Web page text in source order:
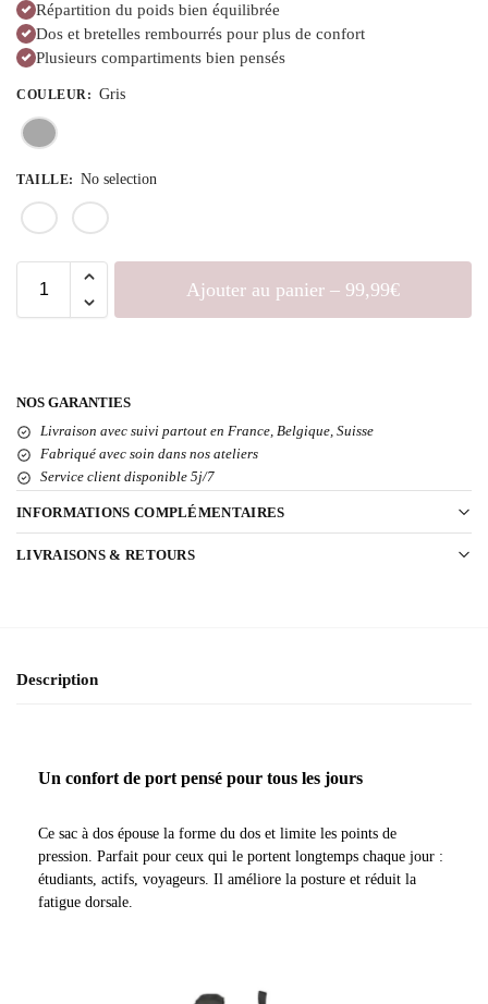
Répartition du poids bien équilibrée
Dos et bretelles rembourrés pour plus de confort
Plusieurs compartiments bien pensés
COULEUR: Gris
TAILLE: No selection
Ajouter au panier – 99,99€
NOS GARANTIES
Livraison avec suivi partout en France, Belgique, Suisse
Fabriqué avec soin dans nos ateliers
Service client disponible 5j/7
INFORMATIONS COMPLÉMENTAIRES
LIVRAISONS & RETOURS
Description
Un confort de port pensé pour tous les jours
Ce sac à dos épouse la forme du dos et limite les points de
pression. Parfait pour ceux qui le portent longtemps chaque jour :
étudiants, actifs, voyageurs. Il améliore la posture et réduit la
fatigue dorsale.